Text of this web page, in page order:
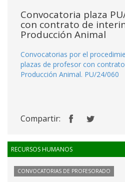
Convocatoria plaza
con contrato de
Producción Animal
Convocatorias por el
plazas de profesor con
Producción Animal. PU/24/060
Compartir:
RECURSOS HUMANOS
CONVOCATORIAS DE PROFESORADO